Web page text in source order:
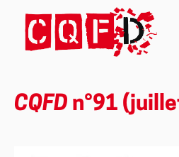
CQFD n°91